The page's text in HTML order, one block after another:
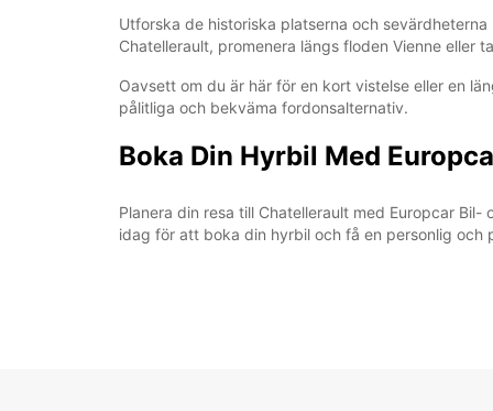
Utforska de historiska platserna och
Chatellerault, promenera längs floden Vienne eller
Oavsett om du är här för en kort vistelse eller en
pålitliga och bekväma fordonsalternativ.
Boka Din Hyrbil Med
Planera din resa till Chatellerault med Europcar
idag för att boka din hyrbil och få en personlig och